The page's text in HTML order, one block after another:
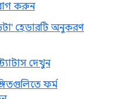
করুন
হেডারটি অনুকরণ
দেখুন
ফর্ম